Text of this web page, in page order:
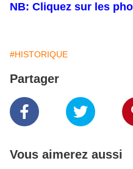
NB: Cliquez sur les
#HISTORIQUE
Partager
Vous aimerez aussi